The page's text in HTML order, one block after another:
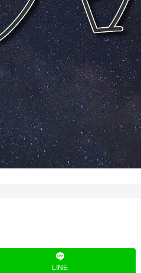
LINE